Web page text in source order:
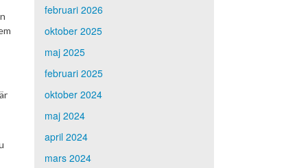
februari 2026
oktober 2025
maj 2025
februari 2025
oktober 2024
maj 2024
april 2024
mars 2024